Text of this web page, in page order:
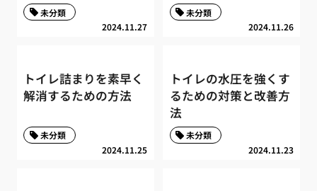
2024.11.27
未分類
2024.11.26
未分類
トイレ詰まりを素早く
解消するための方法
2024.11.25
未分類
トイレの水圧を強くす
るための対策と改善方
法
2024.11.23
未分類